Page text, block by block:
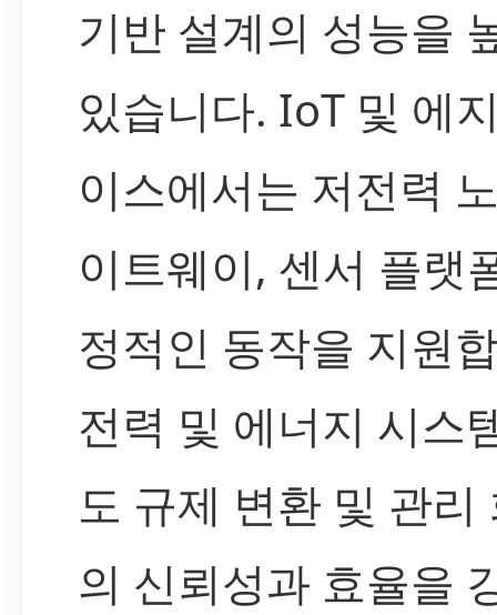
기반 설계의 성능을
있습니다. IoT 및 에
이스에서는 저전력
이트웨이, 센서 플랫
정적인 동작을 지원
전력 및 에너지 시스
도 규제 변환 및 관리
의 신뢰성과 효율을